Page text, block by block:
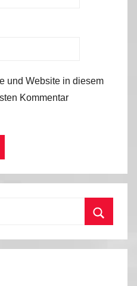
und Website in diesem
Kommentar